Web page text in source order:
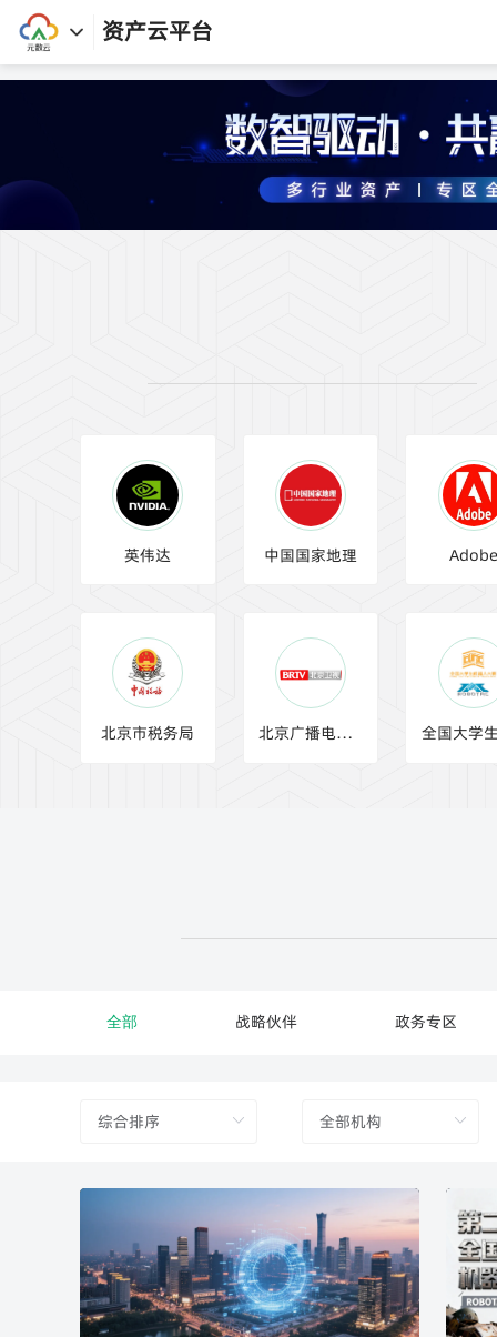
资产云平台
英伟达 中国国家地理 Adobe
北京市税务局 北京广播电视台
全部 战略伙伴 政务专区